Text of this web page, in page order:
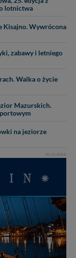
lotnictwa
Kisajno. Wywrócona
zabawy i letniego
Walka o życie
Mazurskich.
na jeziorze
REKLAMA